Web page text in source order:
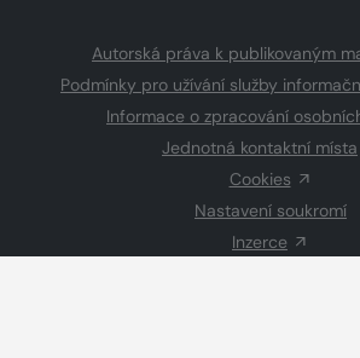
Autorská práva k publikovaným
Podmínky pro užívání služby
Informace o zpracování
Jednotná kontaktní místa
Cookies
Nastavení soukromí
Inzerce